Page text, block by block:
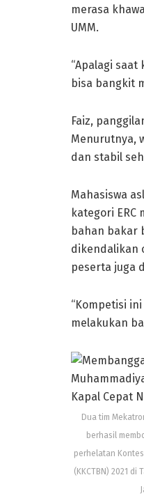
merasa
UMM.
“Apalagi
bisa bangkit
Faiz,
Menurutnya,
dan stabil
Mahasiswa
kategori ERC
bahan bakar
dikendalikan
peserta juga
“Kompetisi
melakukan
Dua tim
berhasil
perhelatan
(KKCTBN) 2021 di